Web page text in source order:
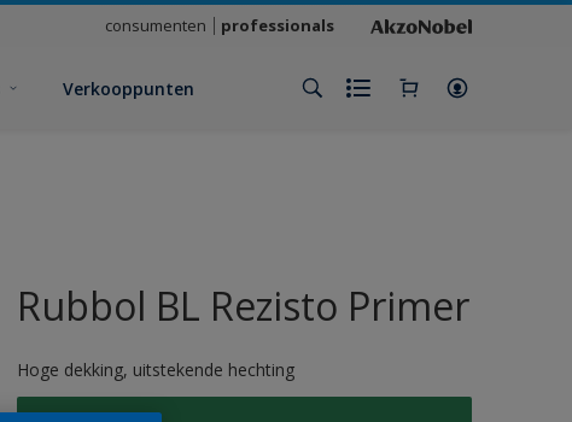
consumenten professionals
Verkooppunten
Rubbol BL Rezisto Primer
Hoge dekking, uitstekende hechting